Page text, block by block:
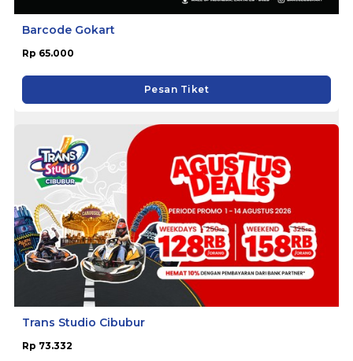
Barcode Gokart
Rp 65.000
Pesan Tiket
Trans Studio Cibubur
Rp 73.332